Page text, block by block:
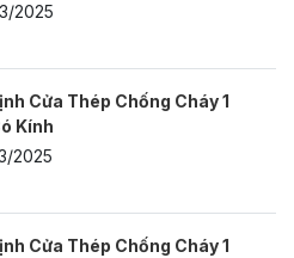
2025
Cửa Thép Chống Cháy 1
Kính
2025
Cửa Thép Chống Cháy 1